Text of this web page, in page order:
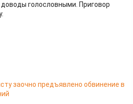
голословными. Приговор
заочно предъявлено обвинение в